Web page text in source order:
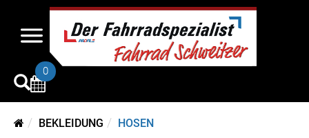
0
BEKLEIDUNG HOSEN